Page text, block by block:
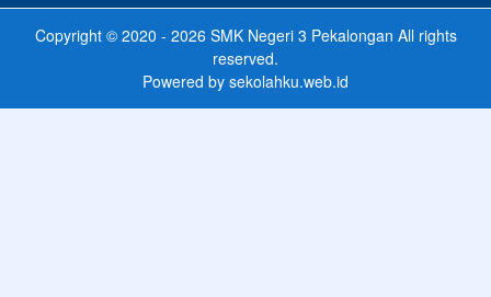
Copyright © 2020 - 2026 SMK Negeri 3 Pekalongan All rights
reserved.
Powered by sekolahku.web.id